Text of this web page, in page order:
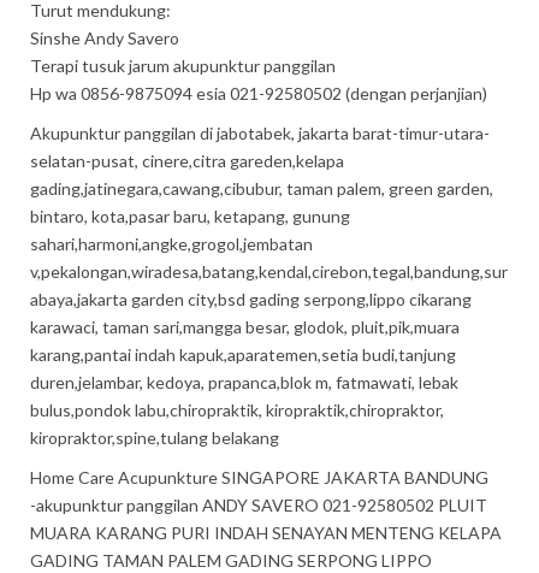
Turut mendukung:
Sinshe Andy Savero
Terapi tusuk jarum akupunktur panggilan
Hp wa 0856-9875094 esia 021-92580502 (dengan perjanjian)
Akupunktur panggilan di jabotabek, jakarta barat-timur-utara-
selatan-pusat, cinere,citra gareden,kelapa
gading,jatinegara,cawang,cibubur, taman palem, green garden,
bintaro, kota,pasar baru, ketapang, gunung
sahari,harmoni,angke,grogol,jembatan
v,pekalongan,wiradesa,batang,kendal,cirebon,tegal,bandung,sur
abaya,jakarta garden city,bsd gading serpong,lippo cikarang
karawaci, taman sari,mangga besar, glodok, pluit,pik,muara
karang,pantai indah kapuk,aparatemen,setia budi,tanjung
duren,jelambar, kedoya, prapanca,blok m, fatmawati, lebak
bulus,pondok labu,chiropraktik, kiropraktik,chiropraktor,
kiropraktor,spine,tulang belakang
Home Care Acupunkture SINGAPORE JAKARTA BANDUNG
-akupunktur panggilan ANDY SAVERO 021-92580502 PLUIT
MUARA KARANG PURI INDAH SENAYAN MENTENG KELAPA
GADING TAMAN PALEM GADING SERPONG LIPPO